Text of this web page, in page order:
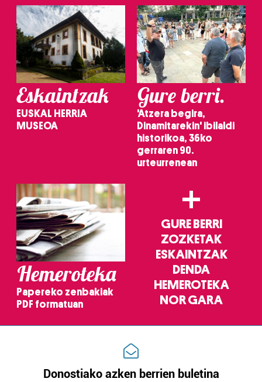
bazkideen zerrenda, beren ustez zein helburutarako
duten interes legitimoa eta horren aurka nola egin
dezakezun ikusteko.
Lortu zure datu pertsonalak prozesatzeko moduari
buruzko informazio gehiago eta ezarri zure lehentasunak
datuen atalean. Edozein unetan alda edo ken dezakezu
zure baimena Cookieen adierazpenean.
Webgune honek cookie propioak eta hirugarrenen cookie-
fitxategiak erabiltzen ditu. Zure esperientzia eta
zerbitzuak hobetzeko asmoz, cookie teknologiaz
erabiltzeko baimen esplizitua ematen diguzu.
irakurri
Eskaintzak
EUSKAL HERRIA
MUSEOA
Gure berri.
'Atzera begira,
Dinamitarekin' ibilaldi
historikoa, 36ko
gerraren 90.
urteurrenean
Hemeroteka
Papereko zenbakiak
PDF formatuan
+
GURE BERRI
ZOZKETAK
ESKAINTZAK
DENDA
HEMEROTEKA
NOR GARA
Donostiako azken berrien buletina